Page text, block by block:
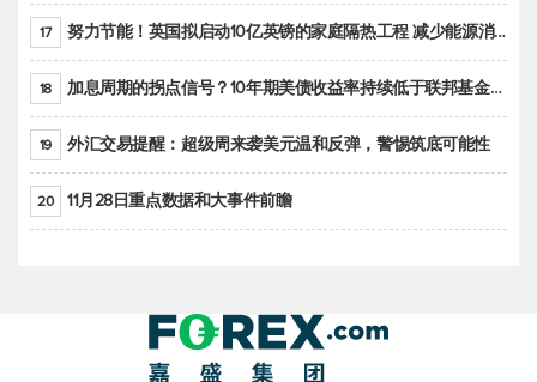
17 努力节能！英国拟启动10亿英镑的家庭隔热工程 减少能源消耗
18 加息周期的拐点信号？10年期美债收益率持续低于联邦基金利率目标区间
19 外汇交易提醒：超级周来袭美元温和反弹，警惕筑底可能性
20 11月28日重点数据和大事件前瞻